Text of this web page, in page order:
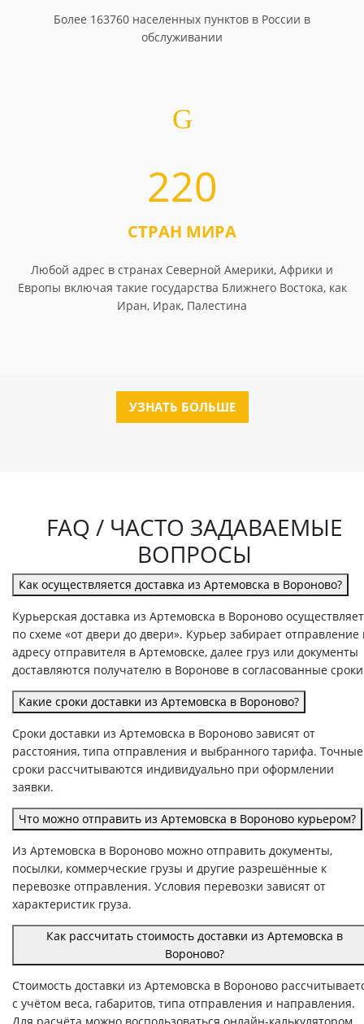
Более 163760 населенных пунктов в России в
обслуживании
220
СТРАН МИРА
Любой адрес в странах Северной Америки, Африки и
Европы включая такие государства Ближнего Востока, как
Иран, Ирак, Палестина
УЗНАТЬ БОЛЬШЕ
FAQ / ЧАСТО ЗАДАВАЕМЫЕ
ВОПРОСЫ
Как осуществляется доставка из Артемовска в Вороново?
Курьерская доставка из Артемовска в Вороново
по схеме «от двери до двери». Курьер забирает отправление
адресу отправителя в Артемовске, далее груз или документы
доставляются получателю в Воронове в согласованные
Какие сроки доставки из Артемовска в Вороново?
Сроки доставки из Артемовска в Вороново зависят от
расстояния, типа отправления и выбранного тарифа. Точные
сроки рассчитываются индивидуально при оформлении
заявки.
Что можно отправить из Артемовска в Вороново курьером?
Из Артемовска в Вороново можно отправить документы,
посылки, коммерческие грузы и другие разрешённые к
перевозке отправления. Условия перевозки зависят от
характеристик груза.
Как рассчитать стоимость доставки из Артемовска в
Вороново?
Стоимость доставки из Артемовска в Вороново
с учётом веса, габаритов, типа отправления и направления.
Для расчёта можно воспользоваться онлайн-калькулятором